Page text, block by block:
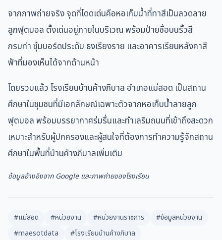
จากภาพถ่ายจริง จุดที่โดดเด่นคือหอเก็บน้ำที่ทาสีเป็นลวดลาย
ลูกฟุตบอล ตั้งเด่นอยู่ภายในบริเวณ พร้อมป้ายชื่อบนรั้วสี
กรมท่า ซุ้มบอร์ดประดับ ธงเรียงราย และอาคารเรียนหลังคาสี
ฟ้าที่มองเห็นได้จากด้านหน้า
โดยรวมแล้ว โรงเรียนบ้านค้างภิบาล อำเภอแม่สอด เป็นสถาน
ศึกษาในชุมชนที่มีเอกลักษณ์เฉพาะตัวจากหอเก็บน้ำลายลูก
ฟุตบอล พร้อมบรรยากาศร่มรื่นและทำเลริมถนนที่เข้าถึงสะดวก
เหมาะสำหรับผู้ปกครองและผู้สนใจที่ต้องการทำความรู้จักสถาน
ศึกษาในพื้นที่บ้านค้างภิบาลเพิ่มเติม
ข้อมูลอ้างอิงจาก Google และภาพถ่ายของโรงเรียน
#แม่สอด #หน่วยงาน #หน่วยงานราชการ
#ข้อมูลหน่วยงาน
#maesotdata
#โรงเรียนบ้านค้างภิบาล